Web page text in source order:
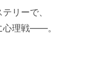
リーで、
心理戦――。